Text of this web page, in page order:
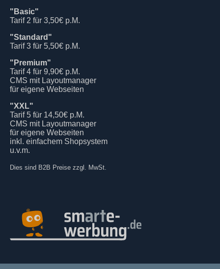
"Basic"
Tarif 2 für 3,50€ p.M.
"Standard"
Tarif 3 für 5,50€ p.M.
"Premium"
Tarif 4 für 9,90€ p.M.
CMS mit Layoutmanager
für eigene Webseiten
"XXL"
Tarif 5 für 14,50€ p.M.
CMS mit Layoutmanager
für eigene Webseiten
inkl. einfachem Shopsystem
u.v.m.
Dies sind B2B Preise zzgl. MwSt.